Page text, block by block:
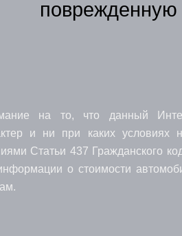
поврежденную
на то, что данный
и ни при каких условиях
Статьи 437 Гражданского
о стоимости